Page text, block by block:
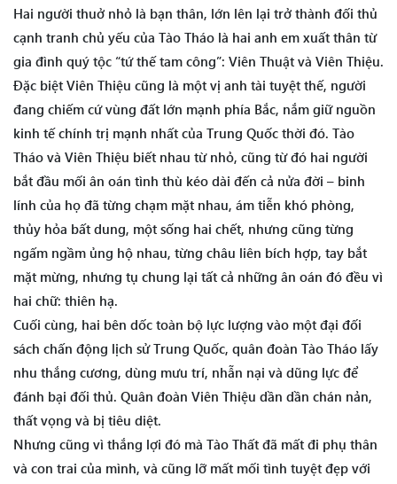
Hai người thuở nhỏ là bạn thân, lớn lên lại trở thành đối thủ
cạnh tranh chủ yếu của Tào Tháo là hai anh em xuất thân từ
gia đình quý tộc “tứ thế tam công”: Viên Thuật và Viên Thiệu.
Đặc biệt Viên Thiệu cũng là một vị anh tài tuyệt thế, người
đang chiếm cứ vùng đất lớn mạnh phía Bắc, nắm giữ nguồn
kinh tế chính trị mạnh nhất của Trung Quốc thời đó. Tào
Tháo và Viên Thiệu biết nhau từ nhỏ, cũng từ đó hai người
bắt đầu mối ân oán tình thù kéo dài đến cả nửa đời – binh
lính của họ đã từng chạm mặt nhau, ám tiễn khó phòng,
thủy hỏa bất dung, một sống hai chết, nhưng cũng từng
ngấm ngầm ủng hộ nhau, từng châu liên bích hợp, tay bắt
mặt mừng, nhưng tụ chung lại tất cả những ân oán đó đều vì
hai chữ: thiên hạ.
Cuối cùng, hai bên dốc toàn bộ lực lượng vào một đại đối
sách chấn động lịch sử Trung Quốc, quân đoàn Tào Tháo lấy
nhu thắng cương, dùng mưu trí, nhẫn nại và dũng lực để
đánh bại đối thủ. Quân đoàn Viên Thiệu dần dần chán nản,
thất vọng và bị tiêu diệt.
Nhưng cũng vì thắng lợi đó mà Tào Thất đã mất đi phụ thân
và con trai của mình, và cũng lỡ mất mối tình tuyệt đẹp với